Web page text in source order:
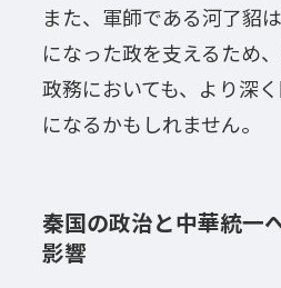
また、軍師である河了貂
になった政を支えるため
政務においても、より深
になるかもしれません。
秦国の政治と中華統一
影響